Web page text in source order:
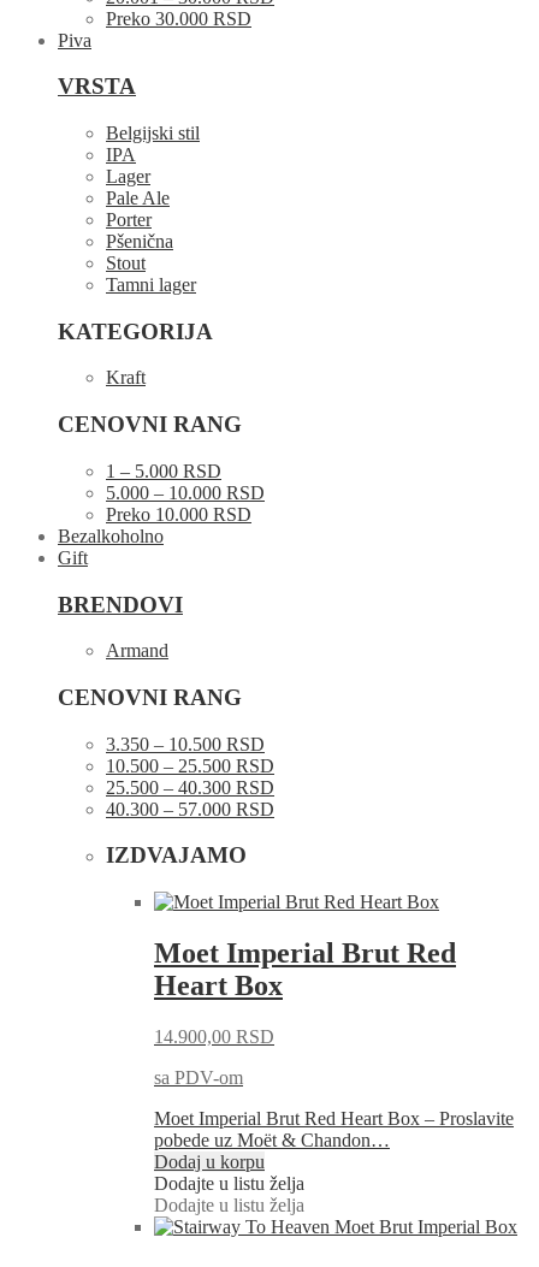
Preko 30.000 RSD
Piva
VRSTA
Belgijski stil
IPA
Lager
Pale Ale
Porter
Pšenična
Stout
Tamni lager
KATEGORIJA
Kraft
CENOVNI RANG
1 – 5.000 RSD
5.000 – 10.000 RSD
Preko 10.000 RSD
Bezalkoholno
Gift
BRENDOVI
Armand
CENOVNI RANG
3.350 – 10.500 RSD
10.500 – 25.500 RSD
25.500 – 40.300 RSD
40.300 – 57.000 RSD
IZDVAJAMO
Moet Imperial Brut Red
Heart Box
14.900,00 RSD
sa PDV-om
Moet Imperial Brut Red Heart Box – Proslavite
pobede uz Moët & Chandon…
Dodaj u korpu
Dodajte u listu želja
Dodajte u listu želja